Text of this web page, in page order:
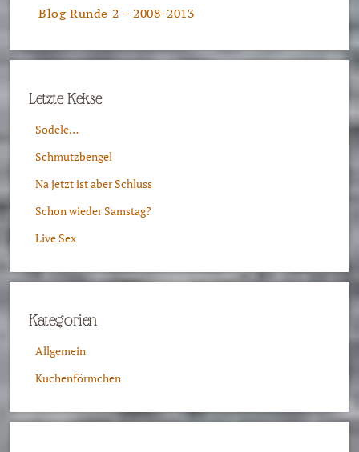
Blog Runde 2 – 2008-2013
Letzte Kekse
Sodele…
Schmutzbengel
Na jetzt ist aber Schluss
Schon wieder Samstag?
Live Sex
Kategorien
Allgemein
Kuchenförmchen